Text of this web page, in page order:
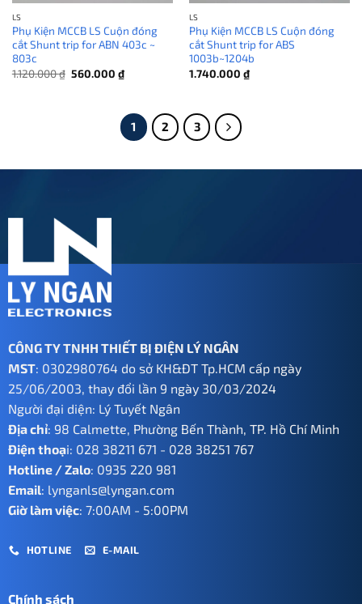
LS
Phụ Kiện MCCB LS Cuộn đóng
cắt Shunt trip for ABN 403c ~
803c
1.120.000₫ Giá
gốc
560.000 ₫Giá
hiện
560.000 ₫.
LS
Phụ Kiện MCCB LS Cuộn đóng
cắt Shunt trip for ABS
1003b~1204b
1.740.000 ₫
1 2 3
CÔNG TY TNHH THIẾT BỊ ĐIỆN LÝ NGÂN
MST: 0302980764 do sở KH&ĐT Tp.HCM cấp ngày
25/06/2003, thay đổi lần 9 ngày 30/03/2024
Người đại diện: Lý Tuyết Ngân
Địa chỉ: 98 Calmette, Phường Bến Thành, TP. Hồ Chí Minh
Điện thoại: 028 38211 671 - 028 38251 767
Hotline / Zalo: 0935 220 981
Email: lynganls@lyngan.com
Giờ làm việc: 7:00AM - 5:00PM
HOTLINE E-MAIL
Chính sách